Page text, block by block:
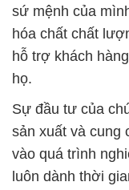
sứ mệnh của
hóa chất chất
hỗ trợ khách
họ.
Sự đầu tư của
sản xuất và cung
vào quá trình
luôn dành thời